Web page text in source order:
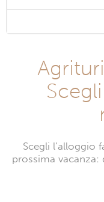
Scegli l’alloggio
prossima